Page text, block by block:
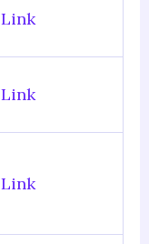
Link
Link
Link